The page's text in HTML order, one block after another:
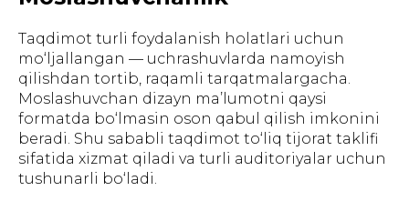
Taqdimot turli foydalanish holatlari uchun
mo‘ljallangan — uchrashuvlarda namoyish
qilishdan tortib, raqamli tarqatmalargacha.
Moslashuvchan dizayn ma’lumotni qaysi
formatda bo‘lmasin oson qabul qilish imkonini
beradi. Shu sababli taqdimot to‘liq tijorat taklifi
sifatida xizmat qiladi va turli auditoriyalar uchun
tushunarli bo‘ladi.